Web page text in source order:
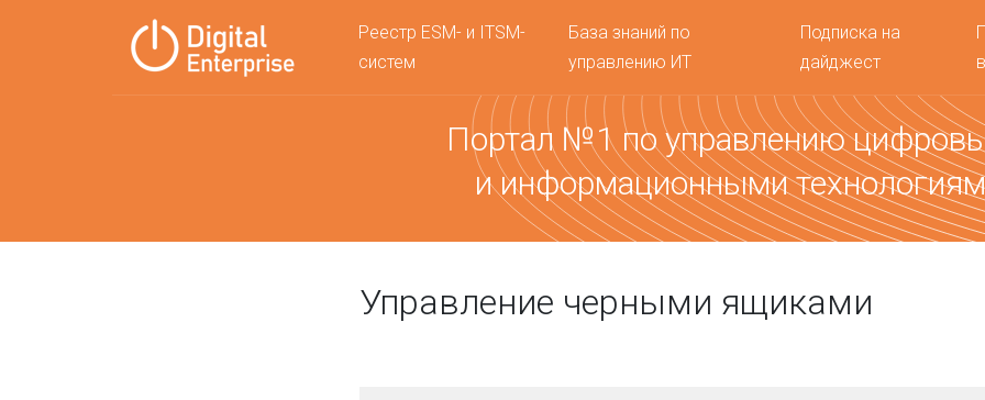
Реестр ESM- и ITSM-
систем
База знаний по
управлению ИТ
Подписка на
дайджест
Портал №1 по управлению
и информационными
Управление черными ящиками